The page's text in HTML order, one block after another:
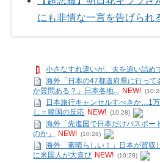
にも非情な一言を告げられ
小さなすれ違いが、夫を追い詰め
海外「日本の47都道府県に行っ
か質問ある？」日本各地... NEW!
日本旅行キャンセルすべきか…1
し＝韓国の反応 NEW! (10:28)
海外「先進国で日本だけパスポー
のか」
NEW! (10:28)
海外「素晴らしい！」日本が買収
に米国人が大喜び NEW! (10:28)